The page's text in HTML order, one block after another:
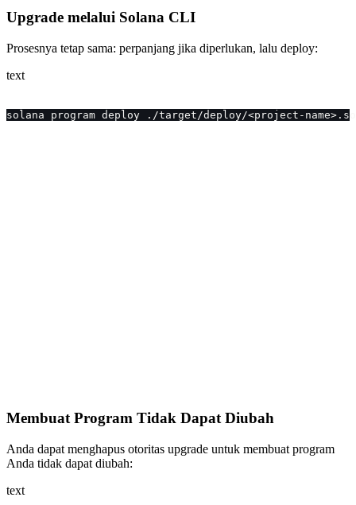
Upgrade melalui Solana CLI
Prosesnya tetap sama: perpanjang jika diperlukan, lalu deploy:
text
solana program deploy ./target/deploy/<project-
Membuat Program Tidak Dapat Diubah
Anda dapat menghapus otoritas upgrade untuk membuat program
Anda tidak dapat diubah:
text